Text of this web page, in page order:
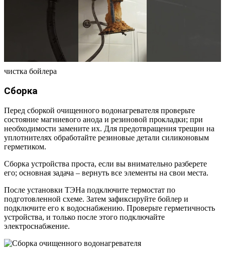
чистка бойлера
Сборка
Перед сборкой очищенного водонагревателя проверьте
состояние магниевого анода и резиновой прокладки; при
необходимости замените их. Для предотвращения трещин на
уплотнителях обработайте резиновые детали силиконовым
герметиком.
Сборка устройства проста, если вы внимательно разберете
его; основная задача – вернуть все элементы на свои места.
После установки ТЭНа подключите термостат по
подготовленной схеме. Затем зафиксируйте бойлер и
подключите его к водоснабжению. Проверьте герметичность
устройства, и только после этого подключайте
электроснабжение.